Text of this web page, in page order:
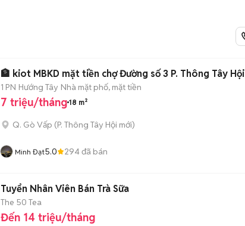
🏦 kiot MBKD mặt tiền chợ Đường số 3 P. Thông Tây Hội
1 PN Hướng Tây Nhà mặt phố, mặt tiền
7 triệu/tháng 18 m²
Q. Gò Vấp (P. Thông Tây Hội mới)
Minh Đạt5.0 294đã bán
Tuyển Nhân Viên Bán Trà Sữa
The 50 Tea
Đến 14 triệu/tháng